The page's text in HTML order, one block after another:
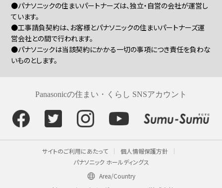
●パナソニックの住まいパートナーズは、独立・自営の会社が運営し
ています。
●工事請負契約は、お客様とパナソニックの住まいパートナーズ運
営会社との間で行われます。
●パナソニックは当該契約にかかる一切の事項につき責任を負わな
いものとします。
Panasonicの住まい・くらし SNSアカウント
サイトのご利用にあたって
個人情報保護方針
パナソニック ホールディングス
Area/Country